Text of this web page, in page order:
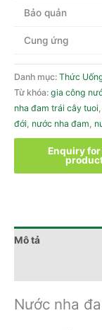
Bảo quản
Cung ứng
Danh mục: Thức
Từ khóa: gia công
nha đam trái cây tuoi
đới nước nha đam
Mô tả
Nước nha